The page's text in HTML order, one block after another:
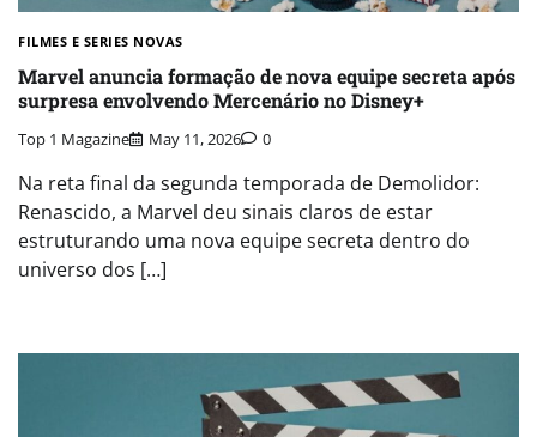
FILMES E SERIES NOVAS​
Marvel anuncia formação de nova equipe secreta após
surpresa envolvendo Mercenário no Disney+
Top 1 Magazine May 11, 2026 0
Na reta final da segunda temporada de Demolidor:
Renascido, a Marvel deu sinais claros de estar
estruturando uma nova equipe secreta dentro do
universo dos […]